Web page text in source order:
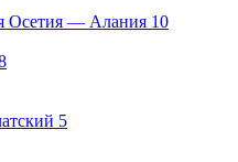
Осетия — Алания 10
5